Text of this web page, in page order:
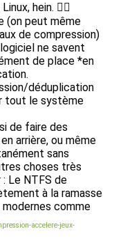
hein. 🤷‍♂️
(on peut même
de compression)
ne savent
de place *en
déduplication
tout le système
de faire des
arrière, ou même
sans
choses très
: Le NTFS de
à la ramasse
comme
accelere-jeux-